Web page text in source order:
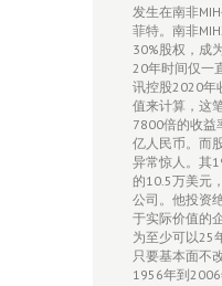
发生在南非
菲特。南非
30%股权，成
20年时间仅一
讯控股2020年
值来计算，这
7800倍的收益
亿人民币。而
异常惊人。其
的10.5万美元
公司。他投资
于实际价值的
为至少可以25
只要基本面不
1956年到